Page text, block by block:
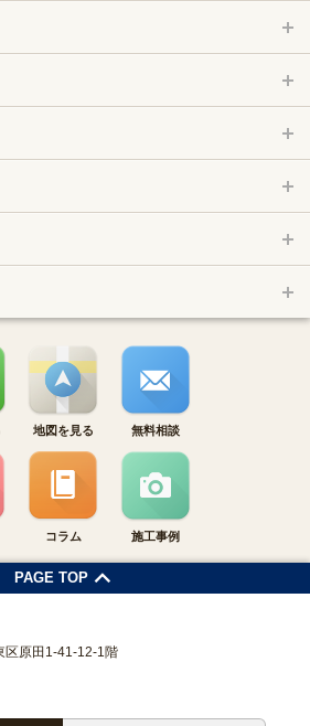
地図を見る 無料相談
コラム 施工事例
PAGE TOP
区原田1-41-12-1階